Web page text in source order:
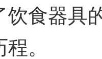
饮食器具
程。